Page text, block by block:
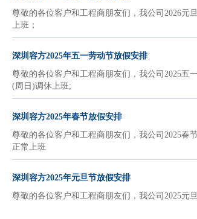
尊敬的各位客户和工程商朋友们，我公司2026元
上班；
深圳容方2025年五一劳动节放假安排
尊敬的各位客户和工程商朋友们，我公司2025五
(周日)调休上班;
深圳容方2025年春节放假安排
尊敬的各位客户和工程商朋友们，我公司2025春
正常上班
深圳容方2025年元旦节放假安排
尊敬的各位客户和工程商朋友们，我公司2025元